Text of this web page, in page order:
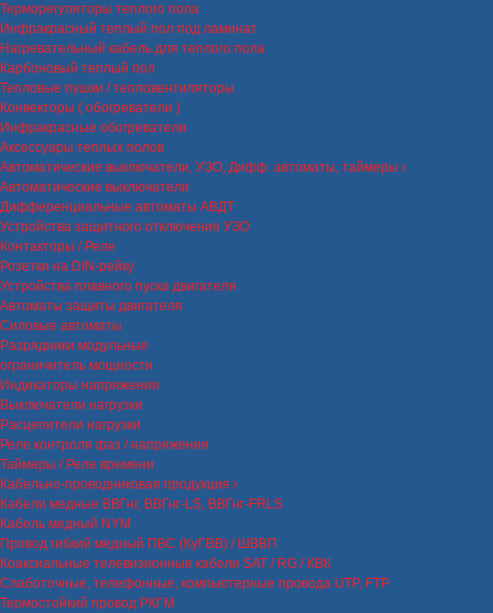
Терморегуляторы теплого пола
Инфракрасный теплый пол под ламинат
Нагревательный кабель для теплого пола
Карбоновый теплый пол
Тепловые пушки / тепловентиляторы
Конвекторы ( обогреватели )
Инфракрасные обогреватели
Аксессуары теплых полов
Автоматические выключатели, УЗО, Дифф. автоматы, таймеры
Автоматические выключатели
Дифференциальные автоматы АВДТ
Устройства защитного отключения УЗО
Контакторы / Реле
Розетки на DIN-рейку
Устройства плавного пуска двигателя
Автоматы защиты двигателя
Силовые автоматы
Разрядники модульные
ограничитель мощности
Индикаторы напряжения
Выключатели нагрузки
Расцепители нагрузки
Реле контроля фаз / напряжения
Таймеры / Реле времени
Кабельно-проводниковая продукция
Кабели медные ВВГнг, ВВГнг-LS, ВВГнг-FRLS
Кабель медный NYM
Провод гибкий медный ПВС (КуГВВ) / ШВВП
Коаксиальные телевизионные кабели SAT / RG / КВК
Слаботочные, телефонные, компьютерные провода UTP, FTP
Термостойкий провод РКГМ